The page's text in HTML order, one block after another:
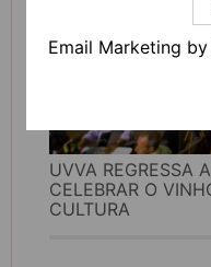
Email Marketing
UVVA REGRESSA
CELEBRAR O
CULTURA